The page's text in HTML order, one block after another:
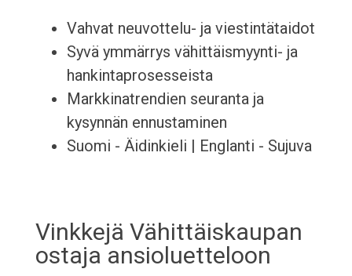
Vahvat neuvottelu- ja viestintätaidot
Syvä ymmärrys vähittäismyynti- ja
hankintaprosesseista
Markkinatrendien seuranta ja
kysynnän ennustaminen
Suomi - Äidinkieli | Englanti - Sujuva
Vinkkejä Vähittäiskaupan
ostaja ansioluetteloon